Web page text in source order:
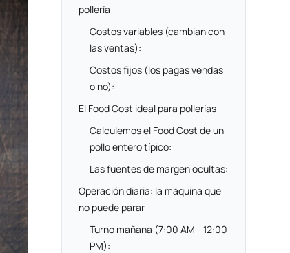
pollería
Costos variables (cambian con
las ventas):
Costos fijos (los pagas vendas
o no):
El Food Cost ideal para pollerías
Calculemos el Food Cost de un
pollo entero típico:
Las fuentes de margen ocultas:
Operación diaria: la máquina que
no puede parar
Turno mañana (7:00 AM - 12:00
PM):